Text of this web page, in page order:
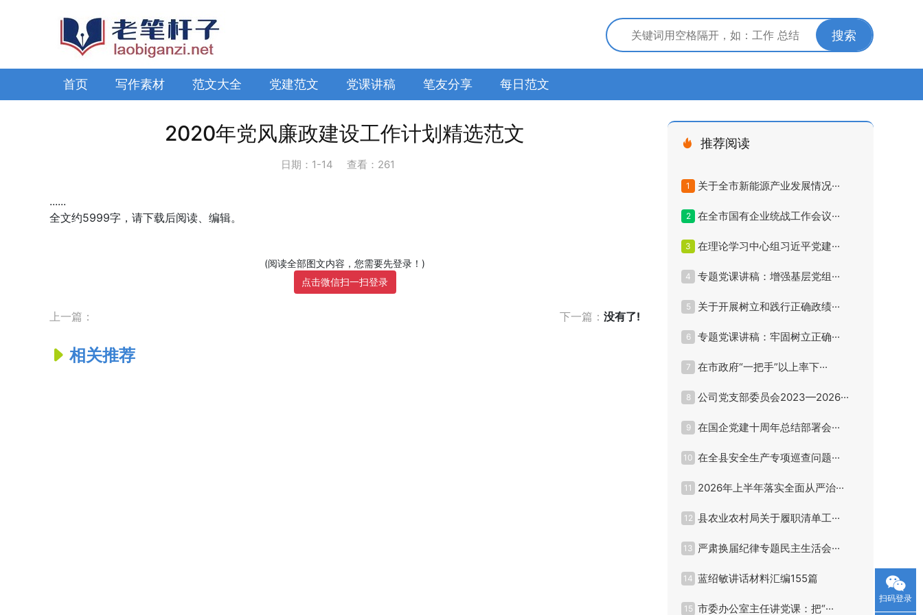
搜索
首页 写作素材 范文大全 党建范文 党课讲稿 笔友分享 每日范文
2020年党风廉政建设工作计划精选范文
日期： 1-14 查看：261
......
全文约5999字，请下载后阅读、编辑。
(阅读全部图文内容，您需要先登录！)
点击微信扫一扫登录
上一篇： 下一篇： 没有了!
相关推荐
推荐阅读
1 关于全市新能源产业发展情况···
2 在全市国有企业统战工作会议···
3 在理论学习中心组习近平党建···
4 专题党课讲稿：增强基层党组···
5 关于开展树立和践行正确政绩···
6 专题党课讲稿：牢固树立正确···
7 在市政府“一把手”以上率下···
8 公司党支部委员会2023—2026···
9 在国企党建十周年总结部署会···
10 在全县安全生产专项巡查问题···
11 2026年上半年落实全面从严治···
12 县农业农村局关于履职清单工···
13 严肃换届纪律专题民主生活会···
14 蓝绍敏讲话材料汇编155篇
15 市委办公室主任讲党课：把“···
扫码登录